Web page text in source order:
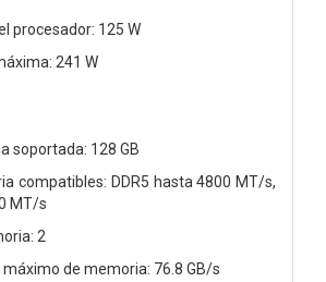
procesador: 125 W
241 W
soportada: 128 GB
compatibles: DDR5 hasta 4800 MT/s,
MT/s
2
de memoria: 76.8 GB/s